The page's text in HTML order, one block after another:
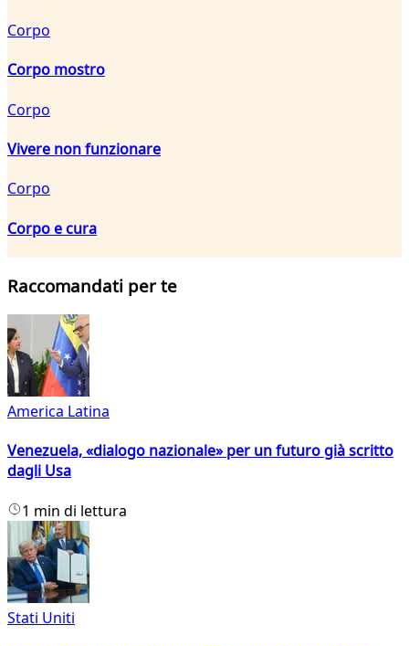
Corpo
Corpo mostro
Corpo
Vivere non funzionare
Corpo
Corpo e cura
Raccomandati per te
America Latina
Venezuela, «dialogo nazionale» per un futuro già scritto
dagli Usa
1 min di lettura
Stati Uniti